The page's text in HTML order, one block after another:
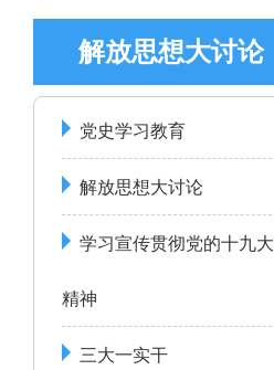
解放思想大讨论
党史学习教育
解放思想大讨论
学习宣传贯彻党的十九大
精神
三大一实干